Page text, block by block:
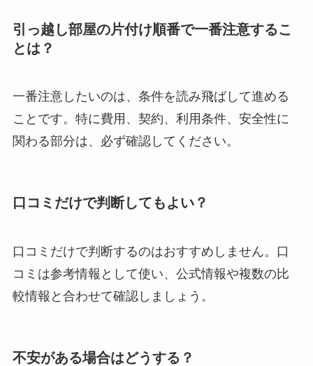
引っ越し部屋の片付け順番で一番注意するこ
とは？
一番注意したいのは、条件を読み飛ばして進める
ことです。特に費用、契約、利用条件、安全性に
関わる部分は、必ず確認してください。
口コミだけで判断してもよい？
口コミだけで判断するのはおすすめしません。口
コミは参考情報として使い、公式情報や複数の比
較情報と合わせて確認しましょう。
不安がある場合はどうする？